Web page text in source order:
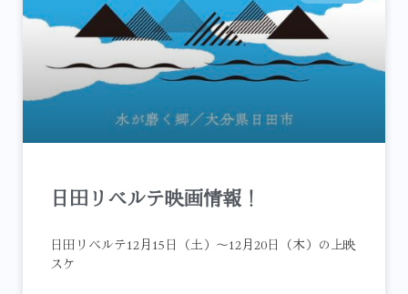
日田リベルテ映画情報！
日田リベルテ12月15日（土）～12月20日（木）の上映
スケ